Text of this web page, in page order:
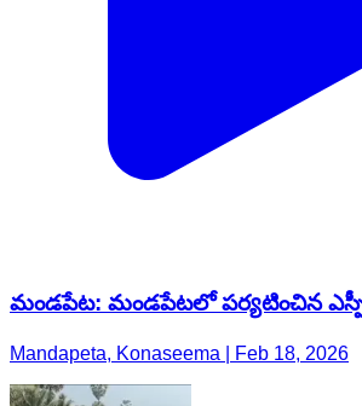
మండపేట: మండపేటలో పర్యటించిన
Mandapeta, Konaseema | Feb 18, 2026